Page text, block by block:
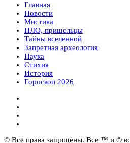
Главная
Новости
Мистика
НЛО, пришельцы
Тайны вселенной
Запретная археология
Наука
Стихия
История
Гороскоп 2026
© Все права защищены. Все ™ и ©